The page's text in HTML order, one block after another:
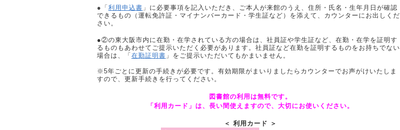
●「利用申込書 」 に必要事項を記入いただき、ご本人が来館のうえ、住所・氏名・生年月日が確認
できるもの（運転免許証・マイナンバーカード・学生証など）を添えて、カウンターにお出しくだ
さい。
●②の東大阪市内に在勤・在学されている方の場合は、社員証や学生証など、在勤・在学を証明す
るものもあわせてご提示いただく必要があります。社員証など在勤を証明するものをお持ちでない
場合は、「在勤証明書 」をご提示いただいてもかまいません。
※ 5年ごとに更新の手続きが必要です。有効期限がまいりましたらカウンターでお声がけいたしま
すので、更新手続きを行ってください。
図書館の利用は無料です。
「利用カード」は、長い間使えますので、大切にお使いください。
＜ 利用カード ＞